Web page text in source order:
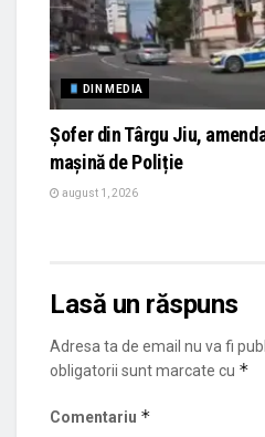
DIN MEDIA
Șofer din Târgu Jiu,
mașină de Poliție
august 1, 2026
Lasă un răspuns
Adresa ta de email nu va fi
obligatorii sunt marcate cu *
Comentariu *